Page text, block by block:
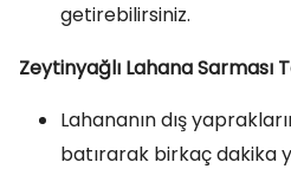
getirebilirsiniz.
Zeytinyağlı Lahana Sarması
Lahananın dış
batırarak birkaç dakika